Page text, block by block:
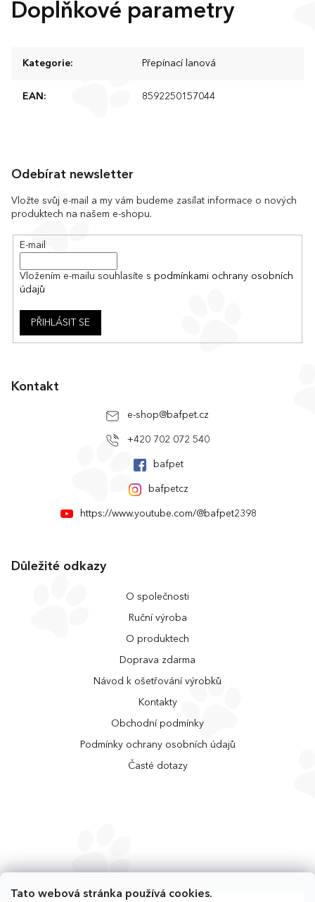
Tato webová stránka používá cookies.
Doplňkové parametry
Kategorie: Přepínací lanová
EAN : 8592250157044
Odebírat newsletter
Vložte svůj e-mail a my vám budeme zasílat informace o nových
produktech na našem e-shopu.
E-mail
Vložením e-mailu souhlasíte s podmínkami ochrany osobních
údajů
PŘIHLÁSIT SE
Kontakt
e-shop@bafpet.cz
+420 702 072 540
bafpet
bafpetcz
https://www.youtube.com/@bafpet2398
Důležité odkazy
O společnosti
Ruční výroba
O produktech
Doprava zdarma
Návod k ošetřování výrobků
Kontakty
Obchodní podmínky
Podmínky ochrany osobních údajů
Časté dotazy